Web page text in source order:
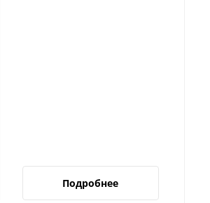
Подробнее